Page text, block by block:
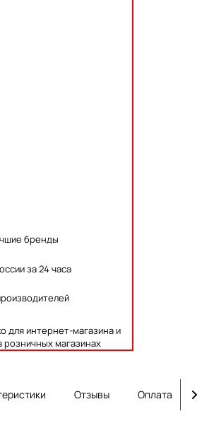
бренды
за 24 часа
для интернет-магазина и
розничных магазинах
Отзывы Оплата